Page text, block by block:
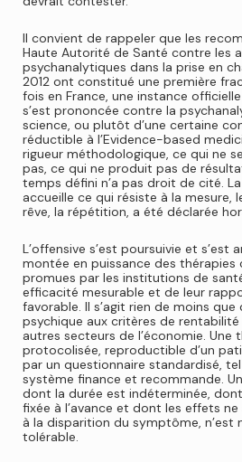
Il convient de rappeler que les
Haute Autorité de Santé contre les
psychanalytiques dans la prise en
2012 ont constitué une première
fois en France, une instance
s’est prononcée contre la
science, ou plutôt d’une certaine
réductible à l’Evidence-based
rigueur méthodologique, ce qui ne
pas, ce qui ne produit pas de
temps défini n’a pas droit de cité.
accueille ce qui résiste à la mesure,
rêve, la répétition, a été déclarée
L’offensive s’est poursuivie et s’est
montée en puissance des
promues par les institutions de
efficacité mesurable et de leur
favorable. Il s’agit rien de moins
psychique aux critères de
autres secteurs de l’économie. Une
protocolisée, reproductible d’un
par un questionnaire standardisé,
système finance et recommande.
dont la durée est indéterminée,
fixée à l’avance et dont les effets
à la disparition du symptôme, n’est
tolérable.